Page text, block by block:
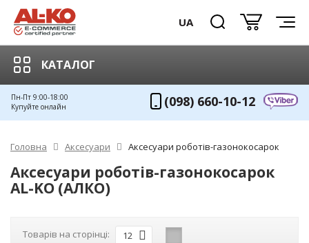
UA
КАТАЛОГ
Пн-Пт 9:00-18:00
Купуйте онлайн
(098) 660-10-12
Головна Аксесуари Аксесуари роботів-газонокосарок
Аксесуари роботів-газонокосарок
AL-KO (АЛКО)
Товарів на сторінці: 12